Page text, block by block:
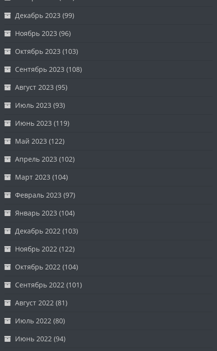
Декабрь 2023 (99)
Ноябрь 2023 (96)
Октябрь 2023 (103)
Сентябрь 2023 (108)
Август 2023 (95)
Июль 2023 (93)
Июнь 2023 (119)
Май 2023 (122)
Апрель 2023 (102)
Март 2023 (104)
Февраль 2023 (97)
Январь 2023 (104)
Декабрь 2022 (103)
Ноябрь 2022 (122)
Октябрь 2022 (104)
Сентябрь 2022 (101)
Август 2022 (81)
Июль 2022 (80)
Июнь 2022 (94)